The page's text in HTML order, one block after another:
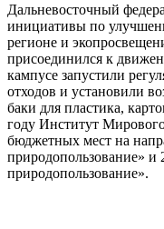
Дальневосточный
инициативы по
регионе и
присоединился к
кампусе запустили
отходов и установили
баки для пластика,
году Институт
бюджетных мест на
природопользование» и
природопользование».